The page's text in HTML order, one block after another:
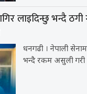
लाइदिन्छु भन्दै ठगी
धनगढी । नेपाली
भन्दै रकम असुली गरी